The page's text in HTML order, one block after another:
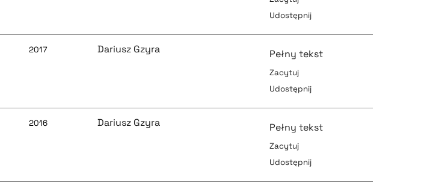
pobierz cytat
pobierz cytat
Udostępnij
pobierz cytat
2017 Dariusz Gzyra Pełny tekst
Zacytuj
Udostępnij
pobierz cytat
2016 Dariusz Gzyra Pełny tekst
Zacytuj
Udostępnij